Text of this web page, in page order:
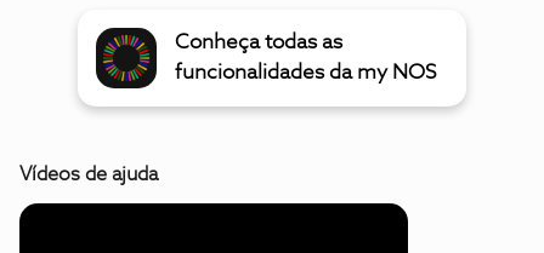
Conheça todas as
funcionalidades da my NOS
Vídeos de ajuda